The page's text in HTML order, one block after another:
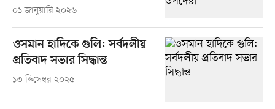
০১ জানুয়ারি ২০২৬
ওসমান হাদিকে গুলি: সর্বদলীয়
প্রতিবাদ সভার সিদ্ধান্ত
১৩ ডিসেম্বর ২০২৫